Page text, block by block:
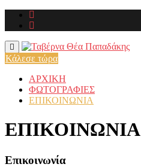
Skip
Κάλεσε τώρα
ΑΡΧΙΚΗ
ΦΩΤΟΓΡΑΦΙΕΣ
ΕΠΙΚΟΙΝΩΝΙΑ
ΕΠΙΚΟΙΝΩΝΙΑ
Επικοινωνία